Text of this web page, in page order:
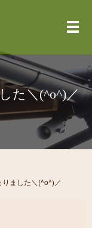
メ
た＼(^o^)／
ました＼(^o^)／